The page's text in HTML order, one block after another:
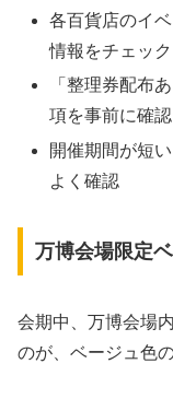
各百貨店のイ
情報をチェック
「整理券配布
項を事前に確認
開催期間が短
よく確認
万博会場限定
会期中、万博会場
のが、ベージュ色